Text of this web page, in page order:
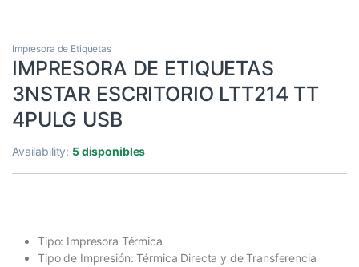
Impresora de Etiquetas
IMPRESORA DE ETIQUETAS
3NSTAR ESCRITORIO LTT214 TT
4PULG USB
Availability: 5 disponibles
Tipo: Impresora Térmica
Tipo de Impresión: Térmica Directa y de Transferencia